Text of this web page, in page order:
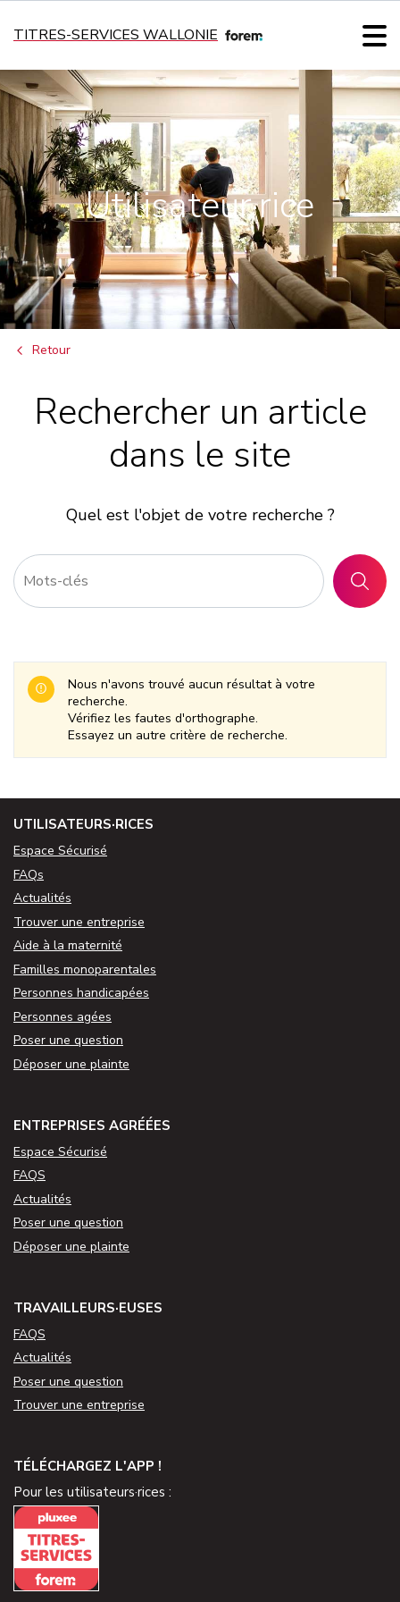
TITRES-SERVICES WALLONIE
Utilisateur·rice
Retour
Rechercher un article
dans le site
Quel est l'objet de votre recherche ?
Nous n'avons trouvé aucun résultat à votre
recherche.
Vérifiez les fautes d'orthographe.
Essayez un autre critère de recherche.
UTILISATEURS·RICES
Espace Sécurisé
FAQs
Actualités
Trouver une entreprise
Aide à la maternité
Familles monoparentales
Personnes handicapées
Personnes agées
Poser une question
Déposer une plainte
ENTREPRISES AGRÉÉES
Espace Sécurisé
FAQS
Actualités
Poser une question
Déposer une plainte
TRAVAILLEURS·EUSES
FAQS
Actualités
Poser une question
Trouver une entreprise
TÉLÉCHARGEZ L'APP !
Pour les utilisateurs·rices :